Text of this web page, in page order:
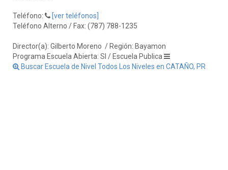
Teléfono:
[ver teléfonos]
Teléfono Alterno / Fax: (787) 788-1235
Director(a): Gilberto Moreno / Región: Bayamon
Programa Escuela Abierta: SI / Escuela Publica
Buscar Escuela de Nivel Todos Los Niveles en CATAÑO, PR